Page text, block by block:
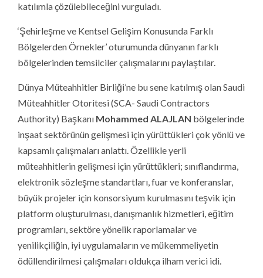
katılımla çözülebileceğini vurguladı.
‘Şehirleşme ve Kentsel Gelişim Konusunda Farklı
Bölgelerden Örnekler’ oturumunda dünyanın farklı
bölgelerinden temsilciler çalışmalarını paylaştılar.
Dünya Müteahhitler Birliği’ne bu sene katılmış olan Saudi
Müteahhitler Otoritesi (SCA- Saudi Contractors
Authority) Başkanı Mohammed ALAJLAN bölgelerinde
inşaat sektörünün gelişmesi için yürüttükleri çok yönlü ve
kapsamlı çalışmaları anlattı. Özellikle yerli
müteahhitlerin gelişmesi için yürüttükleri; sınıflandırma,
elektronik sözleşme standartları, fuar ve konferanslar,
büyük projeler için konsorsiyum kurulmasını teşvik için
platform oluşturulması, danışmanlık hizmetleri, eğitim
programları, sektöre yönelik raporlamalar ve
yenilikçiliğin, iyi uygulamaların ve mükemmeliyetin
ödüllendirilmesi çalışmaları oldukça ilham verici idi.